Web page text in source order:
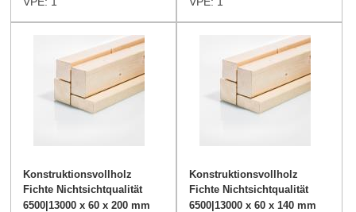
Konstruktionsvollholz
Fichte Nichtsichtqualität
60/200mm
6500|13000 x 60 x 200 mm
Konstruktionsvollholz
Fichte Nichtsichtqualität
60/140mm
6500|13000 x 60 x 140 mm